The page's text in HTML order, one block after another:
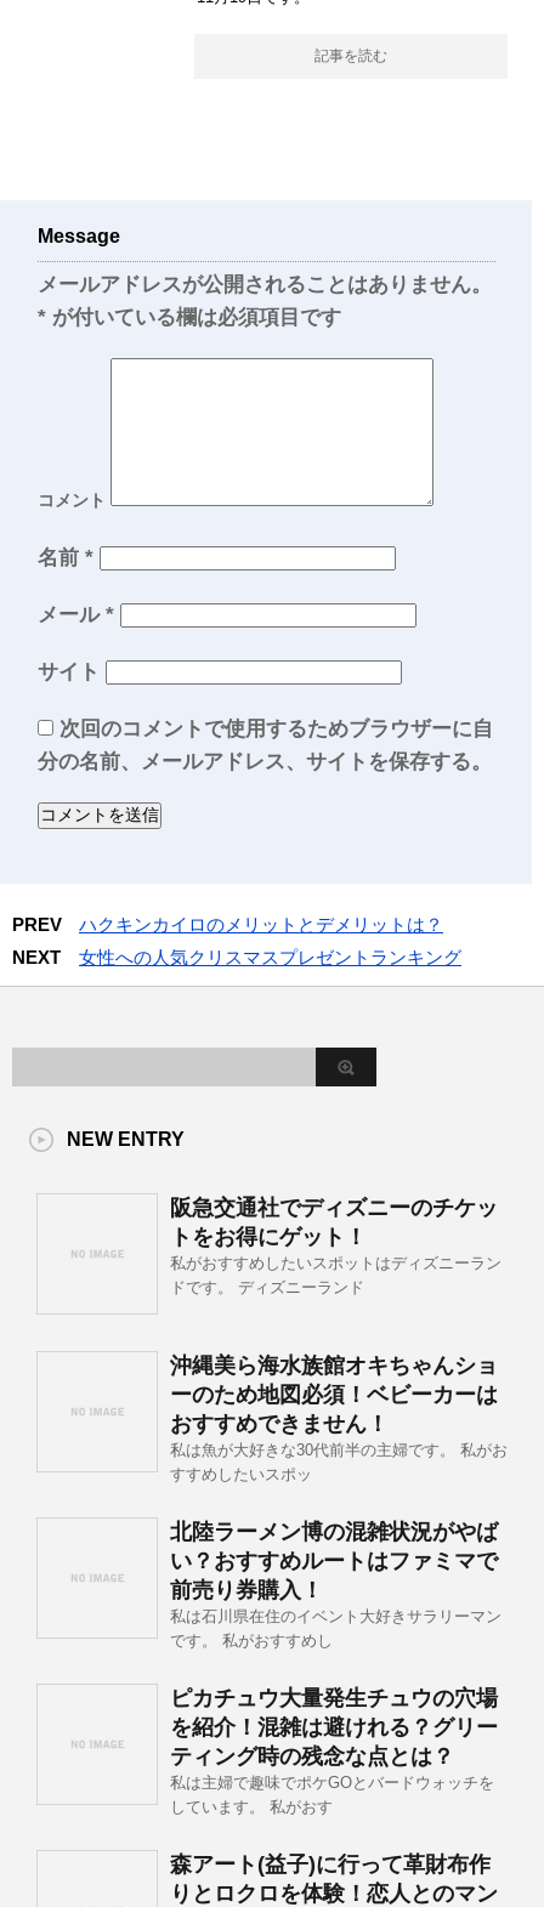
記事を読む
Message
メールアドレスが公開されることはありません。
* が付いている欄は必須項目です
コメント
名前 *
メール *
サイト
次回のコメントで使用するためブラウザーに自
分の名前、メールアドレス、サイトを保存する。
PREV
ハクキンカイロのメリットとデメリットは？
NEXT
女性への人気クリスマスプレゼントランキング
NEW ENTRY
阪急交通社でディズニーのチケッ
トをお得にゲット！
私がおすすめしたいスポットはディズニーラン
ドです。 ディズニーランド
沖縄美ら海水族館オキちゃんショ
ーのため地図必須！ベビーカーは
おすすめできません！
私は魚が大好きな30代前半の主婦です。 私がお
すすめしたいスポッ
北陸ラーメン博の混雑状況がやば
い？おすすめルートはファミマで
前売り券購入！
私は石川県在住のイベント大好きサラリーマン
です。 私がおすすめし
ピカチュウ大量発生チュウの穴場
を紹介！混雑は避けれる？グリー
ティング時の残念な点とは？
私は主婦で趣味でポケGOとバードウォッチを
しています。 私がおす
森アート(益子)に行って革財布作
りとロクロを体験！恋人とのマン